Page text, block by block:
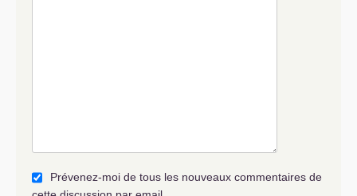
Prévenez-moi de tous les nouveaux commentaires de